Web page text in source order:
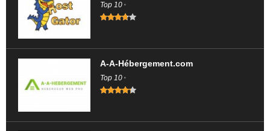
Top 10
A-A-Hébergement.com
Top 10